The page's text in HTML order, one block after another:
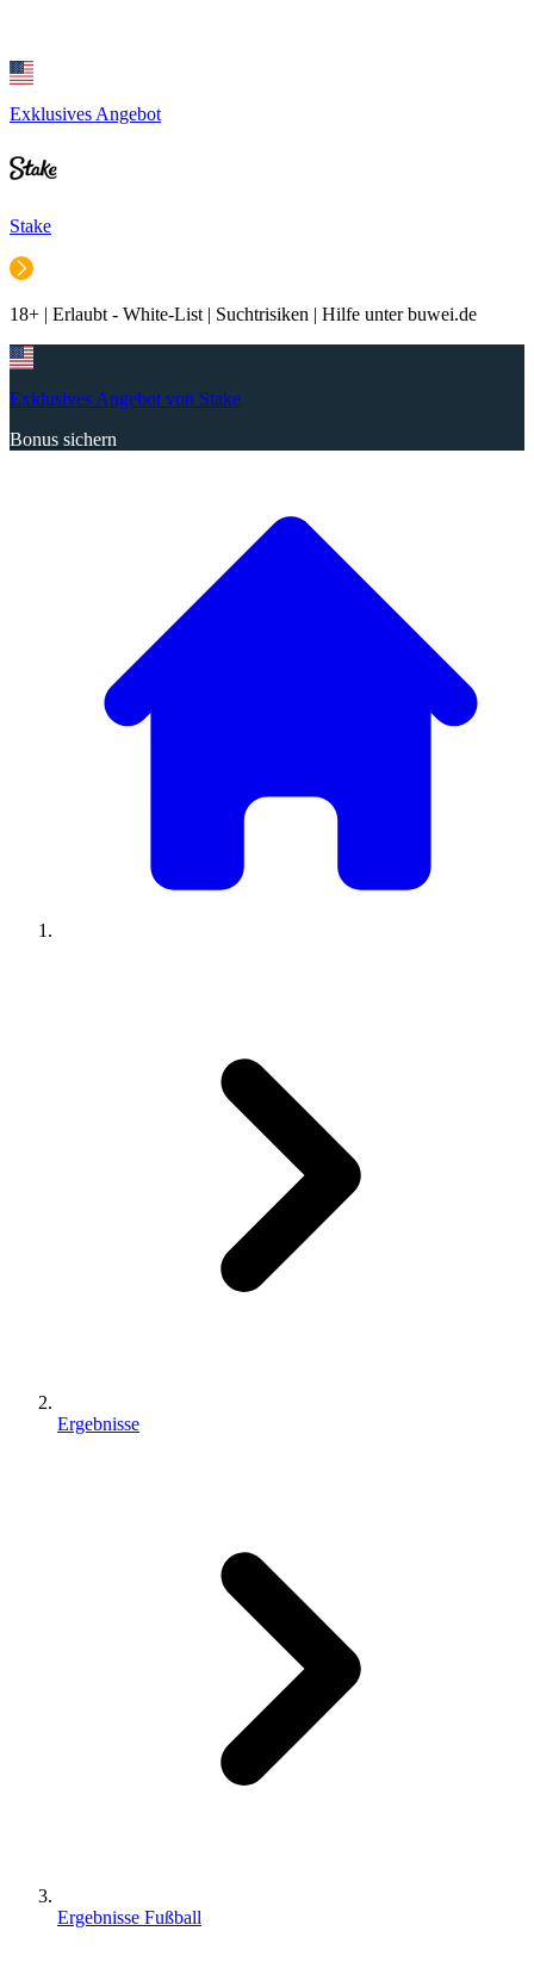
Exklusives Angebot
Stake
18+ | Erlaubt - White-List | Suchtrisiken | Hilfe unter buwei.de
Exklusives Angebot von Stake
Bonus sichern
Ergebnisse
Ergebnisse Fußball